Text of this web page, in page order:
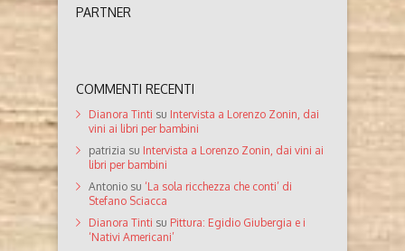
PARTNER
COMMENTI RECENTI
Dianora Tinti su Intervista a Lorenzo Zonin, dai
vini ai libri per bambini
patrizia su Intervista a Lorenzo Zonin, dai vini ai
libri per bambini
Antonio su ‘La sola ricchezza che conti’ di
Stefano Sciacca
Dianora Tinti su Pittura: Egidio Giubergia e i
‘Nativi Americani’